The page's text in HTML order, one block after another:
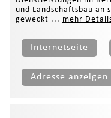
und Landschaftsbau
geweckt ... mehr
Internetseite
Adresse anzeigen